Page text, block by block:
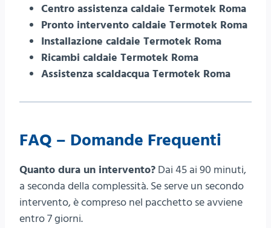
Centro assistenza caldaie Termotek Roma
Pronto intervento caldaie Termotek Roma
Installazione caldaie Termotek Roma
Ricambi caldaie Termotek Roma
Assistenza scaldacqua Termotek Roma
FAQ – Domande Frequenti
Quanto dura un intervento? Dai 45 ai 90 minuti,
a seconda della complessità. Se serve un secondo
intervento, è compreso nel pacchetto se avviene
entro 7 giorni.